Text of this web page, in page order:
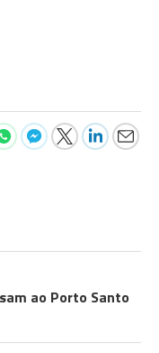
ao Porto Santo